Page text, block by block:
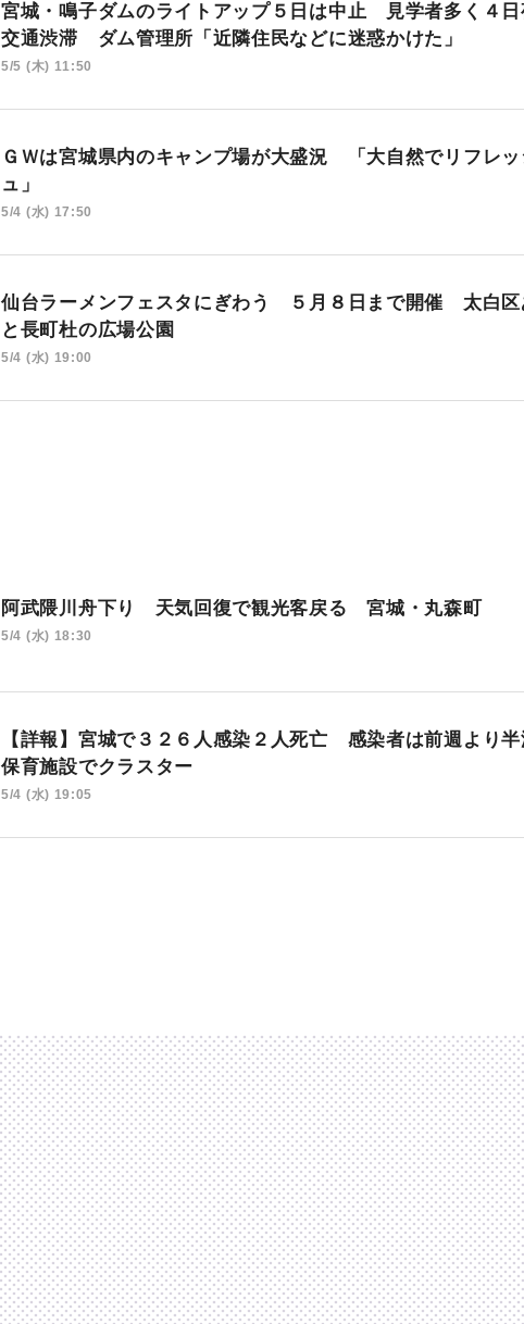
宮城・鳴子ダムのライトアップ５日は中止 見学者多く４日
交通渋滞 ダム管理所「近隣住民などに迷惑かけた」
5/5 (木) 11:50
ＧＷは宮城県内のキャンプ場が大盛況 「大自然でリフレッ
ュ」
5/4 (水) 17:50
仙台ラーメンフェスタにぎわう ５月８日まで開催 太白区
と長町杜の広場公園
5/4 (水) 19:00
阿武隈川舟下り 天気回復で観光客戻る 宮城・丸森町
5/4 (水) 18:30
【詳報】宮城で３２６人感染２人死亡 感染者は前週より
保育施設でクラスター
5/4 (水) 19:05